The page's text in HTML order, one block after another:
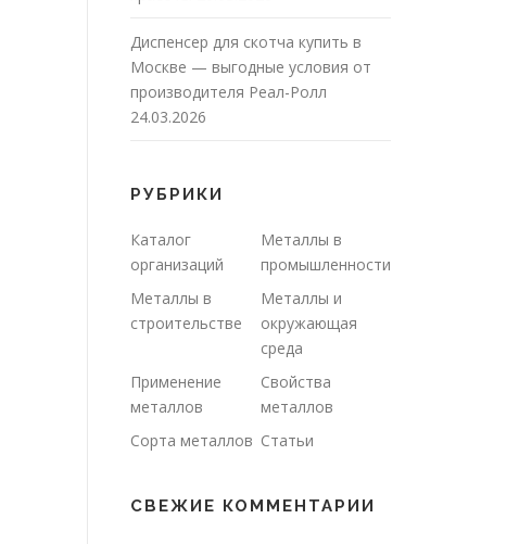
Диспенсер для скотча купить в
Москве — выгодные условия от
производителя Реал-Ролл
24.03.2026
РУБРИКИ
Каталог
организаций
Металлы в
промышленности
Металлы в
строительстве
Металлы и
окружающая
среда
Применение
металлов
Свойства
металлов
Сорта металлов Статьи
СВЕЖИЕ КОММЕНТАРИИ